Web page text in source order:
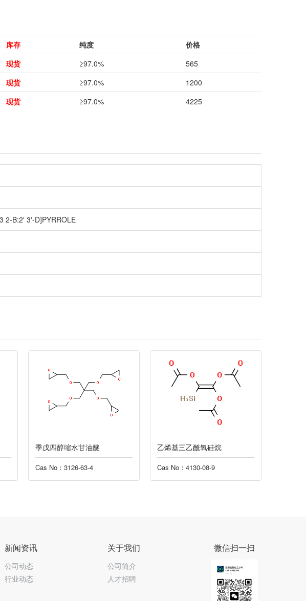
库存 纯度
价格
现货 ≥97.0%
565
现货 ≥97.0%
1200
现货 ≥97.0% 4225
2-B:2' 3'-D]PYRROLE
乙烯基三乙酰氧硅烷
Cas No：4130-08-9
硝酸氧锆水合物
Cas No：14985-18-3
新闻资讯
公司动态
行业动态
关于我们
公司简介
人才招聘
微信扫一扫